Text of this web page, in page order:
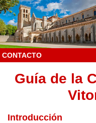
CONTACTO
Guía de la
Introducción